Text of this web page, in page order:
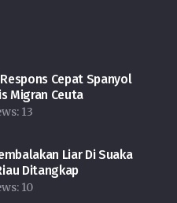
Cepat Spanyol
Migran Ceuta
13
Liar Di Suaka
Ditangkap
10